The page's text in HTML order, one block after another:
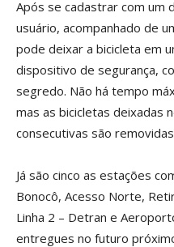
Após se cadastrar com um
usuário, acompanhado de
pode deixar a bicicleta em
dispositivo de segurança,
segredo. Não há tempo
mas as bicicletas deixadas
consecutivas são
Já são cinco as estações
Bonocô, Acesso Norte,
Linha 2 – Detran e
entregues no futuro